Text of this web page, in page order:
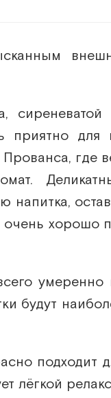
приятно для
где
хорошо
будут
подходит
лёгкой